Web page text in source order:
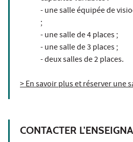
- une salle équipée de
;
- une salle de 4 places ;
- une salle de 3 places ;
- deux salles de 2 places.
> En savoir plus et réserver une
CONTACTER